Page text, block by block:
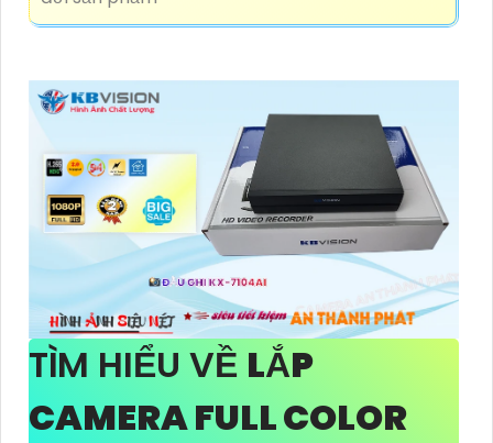
TÌM HIỂU VỀ LẮP
CAMERA FULL COLOR